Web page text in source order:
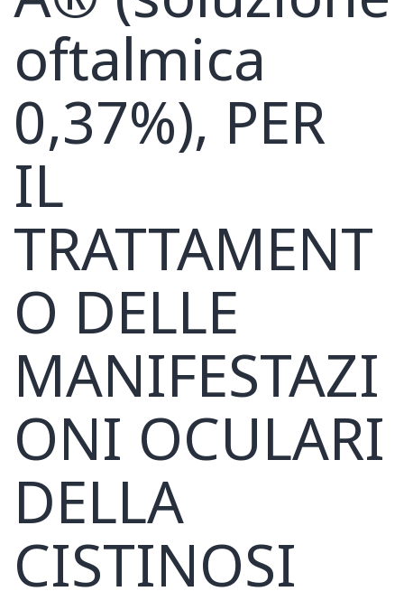
oftalmica
0,37%), PER
IL
TRATTAMENT
O DELLE
MANIFESTAZI
ONI OCULARI
DELLA
CISTINOSI